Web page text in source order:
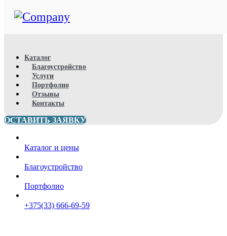
Каталог
Благоустройство
Услуги
Портфолио
Отзывы
Контакты
ОСТАВИТЬ ЗАЯВКУ
Каталог и цены
Благоустройство
Портфолио
+375(33) 666-69-59